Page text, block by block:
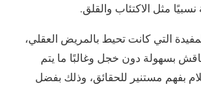
مثل الاكتئاب والقلق.
التي كانت تحيط بالمريض العقلي،
بسهولة دون خجل وغالبًا ما يتم
بفهم مستنير للحقائق، وذلك بفضل